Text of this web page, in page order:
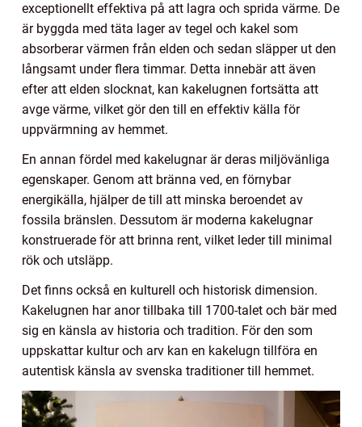
exceptionellt effektiva på att lagra och sprida värme. De
är byggda med täta lager av tegel och kakel som
absorberar värmen från elden och sedan släpper ut den
långsamt under flera timmar. Detta innebär att även
efter att elden slocknat, kan kakelugnen fortsätta att
avge värme, vilket gör den till en effektiv källa för
uppvärmning av hemmet.
En annan fördel med kakelugnar är deras miljövänliga
egenskaper. Genom att bränna ved, en förnybar
energikälla, hjälper de till att minska beroendet av
fossila bränslen. Dessutom är moderna kakelugnar
konstruerade för att brinna rent, vilket leder till minimal
rök och utsläpp.
Det finns också en kulturell och historisk dimension.
Kakelugnen har anor tillbaka till 1700-talet och bär med
sig en känsla av historia och tradition. För den som
uppskattar kultur och arv kan en kakelugn tillföra en
autentisk känsla av svenska traditioner till hemmet.